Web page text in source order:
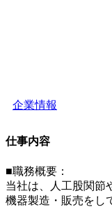
企業情報
仕事内容
■職務概要：
当社は、人工股関節
機器製造・販売をし